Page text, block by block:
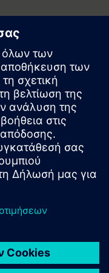
κόσμο.
στη διεύθυνση: